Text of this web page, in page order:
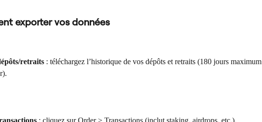
exporter vos données
retraits : téléchargez l’historique de vos dépôts et retraits (180 jours maximum
: cliquez sur Order > Transactions (inclut staking, airdrops, etc.).